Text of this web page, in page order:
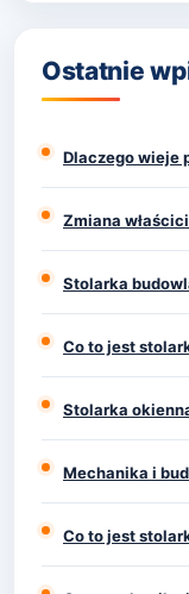
Ostatnie
Dlaczego wieje
Zmiana
Stolarka
Co to jest
Stolarka
Mechanika i
Co to jest